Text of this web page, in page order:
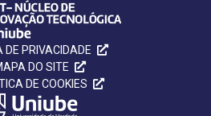
DE PRIVACIDADE
DO SITE
DE COOKIES